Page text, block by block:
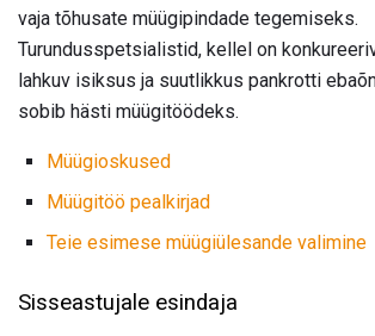
vaja tõhusate müügipindade tegemiseks.
Turundusspetsialistid, kellel on
lahkuv isiksus ja suutlikkus pankrotti
sobib hästi müügitöödeks.
Müügioskused
Müügitöö pealkirjad
Teie esimese müügiülesande valimine
Sisseastujale esindaja